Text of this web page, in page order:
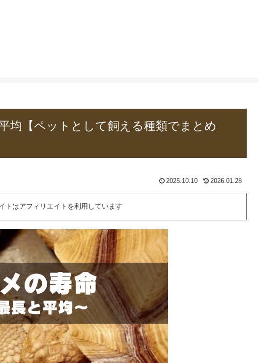
均【ペットとして飼える種類でまとめ
2025.10.10 2026.01.28
トはアフィリエイトを利用しています